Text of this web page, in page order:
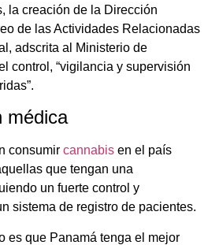
la creación de la Dirección
de las Actividades Relacionadas
adscrita al Ministerio de
control, “vigilancia y supervisión
médica
consumir cannabis en el país
que tengan una
un fuerte control y
sistema de registro de pacientes.
es que Panamá tenga el mejor